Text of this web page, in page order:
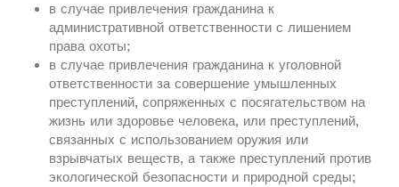
в случае привлечения гражданина к
административной ответственности с лишением
права охоты;
в случае привлечения гражданина к уголовной
ответственности за совершение умышленных
преступлений, сопряженных с посягательством на
жизнь или здоровье человека, или преступлений,
связанных с использованием оружия или
взрывчатых веществ, а также преступлений против
экологической безопасности и природной среды;